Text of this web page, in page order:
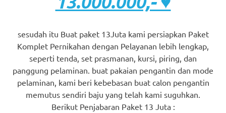
sesudah itu Buat paket 13Juta kami persiapkan Paket
Komplet Pernikahan dengan Pelayanan lebih lengkap,
seperti tenda, set prasmanan, kursi, piring, dan
panggung pelaminan. buat pakaian pengantin dan mode
pelaminan, kami beri kebebasan buat calon pengantin
memutus sendiri baju yang telah kami suguhkan.
Berikut Penjabaran Paket 13 Juta :